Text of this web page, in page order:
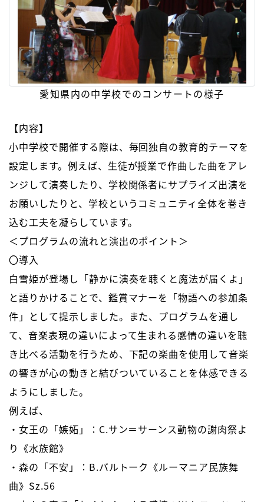
愛知県内の中学校でのコンサートの様子
【内容】
小中学校で開催する際は、毎回独自の教育的テーマを
設定します。例えば、生徒が授業で作曲した曲をアレ
ンジして演奏したり、学校関係者にサプライズ出演を
お願いしたりと、学校というコミュニティ全体を巻き
込む工夫を凝らしています。
＜プログラムの流れと演出のポイント＞
〇導入
白雪姫が登場し「静かに演奏を聴くと魔法が届くよ」
と語りかけることで、鑑賞マナーを「物語への参加条
件」として提示しました。また、プログラムを通し
て、音楽表現の違いによって生まれる感情の違いを聴
き比べる活動を行うため、下記の楽曲を使用して音楽
の響きが心の動きと結びついていることを体感できる
ようにしました。
例えば、
・女王の「嫉妬」：C.サン＝サーンス動物の謝肉祭よ
り《水族館》
・森の「不安」：B.バルトーク《ルーマニア民族舞
曲》Sz.56